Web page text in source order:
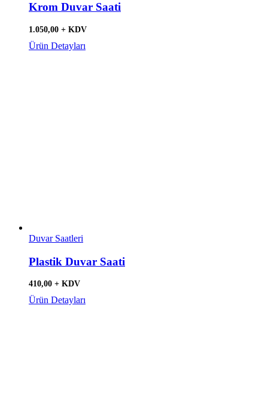
Krom Duvar Saati
1.050,00 + KDV
Ürün Detayları
Duvar Saatleri
Plastik Duvar Saati
410,00 + KDV
Ürün Detayları